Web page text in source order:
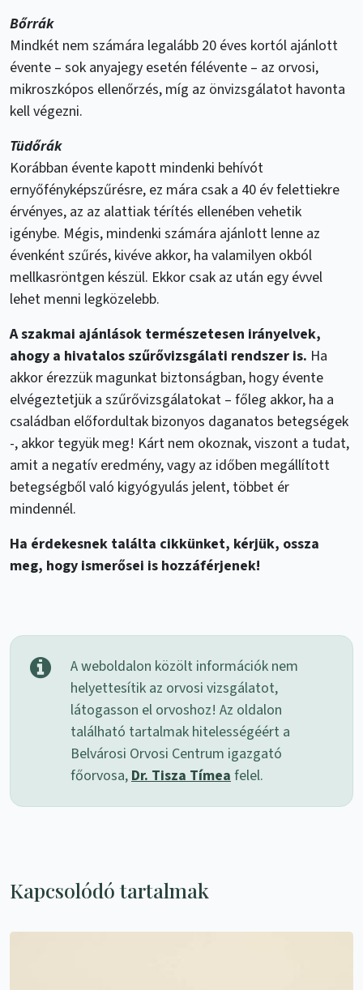
Bőrrák
Mindkét nem számára legalább 20 éves kortól ajánlott
évente – sok anyajegy esetén félévente – az orvosi,
mikroszkópos ellenőrzés, míg az önvizsgálatot havonta
kell végezni.
Tüdőrák
Korábban évente kapott mindenki behívót
ernyőfényképszűrésre, ez mára csak a 40 év felettiekre
érvényes, az az alattiak térítés ellenében vehetik
igénybe. Mégis, mindenki számára ajánlott lenne az
évenként szűrés, kivéve akkor, ha valamilyen okból
mellkasröntgen készül. Ekkor csak az után egy évvel
lehet menni legközelebb.
A szakmai ajánlások természetesen irányelvek,
ahogy a hivatalos szűrővizsgálati rendszer is. Ha
akkor érezzük magunkat biztonságban, hogy évente
elvégeztetjük a szűrővizsgálatokat – főleg akkor, ha a
családban előfordultak bizonyos daganatos betegségek
-, akkor tegyük meg! Kárt nem okoznak, viszont a tudat,
amit a negatív eredmény, vagy az időben megállított
betegségből való kigyógyulás jelent, többet ér
mindennél.
Ha érdekesnek találta cikkünket, kérjük, ossza
meg, hogy ismerősei is hozzáférjenek!
A weboldalon közölt információk nem
helyettesítik az orvosi vizsgálatot,
látogasson el orvoshoz! Az oldalon
található tartalmak hitelességéért a
Belvárosi Orvosi Centrum igazgató
főorvosa, Dr. Tisza Tímea felel.
Kapcsolódó tartalmak